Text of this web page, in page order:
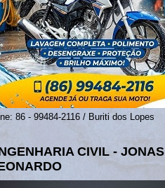
86 - 99484-2116 / Buriti dos Lopes
CIVIL - JONAS